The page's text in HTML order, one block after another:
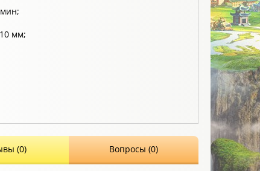
мм;
(0) Вопросы (0)